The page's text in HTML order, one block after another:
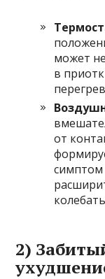
может
в
от
симптом
2)